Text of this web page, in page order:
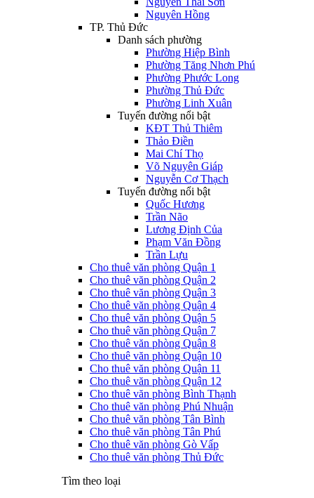
Nguyên Hồng
TP. Thủ Đức
Danh sách phường
Phường Hiệp Bình
Phường Tăng Nhơn Phú
Phường Phước Long
Phường Thủ Đức
Phường Linh Xuân
Tuyến đường nổi bật
KĐT Thủ Thiêm
Thảo Điền
Mai Chí Thọ
Võ Nguyên Giáp
Nguyễn Cơ Thạch
Tuyến đường nổi bật
Quốc Hương
Trần Não
Lương Định Của
Phạm Văn Đồng
Trần Lựu
Cho thuê văn phòng Quận 1
Cho thuê văn phòng Quận 2
Cho thuê văn phòng Quận 3
Cho thuê văn phòng Quận 4
Cho thuê văn phòng Quận 5
Cho thuê văn phòng Quận 7
Cho thuê văn phòng Quận 8
Cho thuê văn phòng Quận 10
Cho thuê văn phòng Quận 11
Cho thuê văn phòng Quận 12
Cho thuê văn phòng Bình Thạnh
Cho thuê văn phòng Phú Nhuận
Cho thuê văn phòng Tân Bình
Cho thuê văn phòng Tân Phú
Cho thuê văn phòng Gò Vấp
Cho thuê văn phòng Thủ Đức
Tìm theo loại